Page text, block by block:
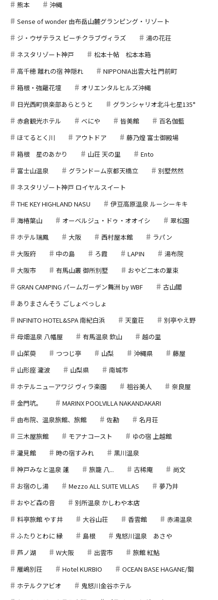
熊本
沖縄
Sense of wonder 由布岳山麓グランピング・リゾート
ジ・ウザテラス ビーチクラブヴィラズ
湯の花荘
ネスタリゾート神戸
松本十帖 松本本箱
高千穂 離れの宿 神隠れ
NIPPONIA出雲大社 門前町
箱根・強羅花壇
オリエンタルヒルズ沖縄
日光西町倶楽部あらとうと
グランシャリオ北斗七星135°
赤倉観光ホテル
べにや 皆美館
百名伽藍
ほてるとく川
アウトドア
藤乃煌 富士御殿場
箱根 星のあかり
山荘 天の里
Ento
富士山温泉
グランドーム京都天橋立
別墅然然
ネスタリゾート神戸 ロイヤルスイート
THE KEY HIGHLAND NASU
伊豆高原温泉 ルーシーキキ
海椿葉山
オーベルジュ・ドゥ・オオイシ
翠松園
ホテル瑞鳳
大阪 西村屋本館
ラパン
大阪府
中の島 ろ霞 LAPIN
湯布院
大阪市
有馬山叢 御所別墅
おやど二本の葦束
GRAN CAMPING パームガーデン舞洲 by WBF
古山閣
ありまさんそう ごしょべっしょ
INFINITO HOTEL&SPA 南紀白浜
天童荘
別亭やえ野
母畑温泉 八幡屋
有馬温泉 欽山
越の里
山茱萸
つつじ亭 山梨 沖縄県
藤屋
山形座 瀧波
山梨県
南城市
ホテルニューアワジ ヴィラ楽園
祖谷美人
奈良屋
金門坑。
MARINX POOLVILLA NAKANDAKARI
由布院、温泉旅館、旅館
佐勘
名月荘
三木屋旅館
モアナコースト
ゆの宿 上越館
瀧見館
時の宿すみれ
黒川温泉
神戸みなと温泉 蓮
旅籠 八... 古稀庵
尚文
お宿のし湯
Mezzo ALL SUITE VILLAS
夢乃井
おやど森の音
別所温泉 かしわや本店
料亭旅館 やす井
大谷山荘 香雲館
赤湯温泉
ふたりとわに 縁
島根
鬼怒川温泉 あさや
芦ノ湖
W大阪 出雲市
旅館 紅鮎
雁嶋別荘
Hotel KURBIO
OCEAN BASE HAGANE/鋼
ホテルクアビオ
鬼怒川金谷ホテル